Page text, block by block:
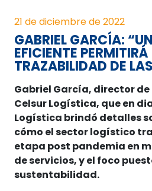
21 de diciembre de 2022
GABRIEL GARCÍA:
EFICIENTE
TRAZABILIDAD DE
Gabriel García, director de
Celsur Logística, que en
Logística brindó detalles
cómo el sector logístico
etapa post pandemia en
de servicios, y el foco
sustentabilidad.